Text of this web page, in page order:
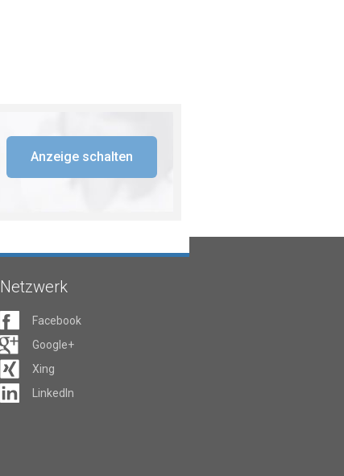
Anzeige schalten
Netzwerk
Facebook
Google+
Xing
LinkedIn